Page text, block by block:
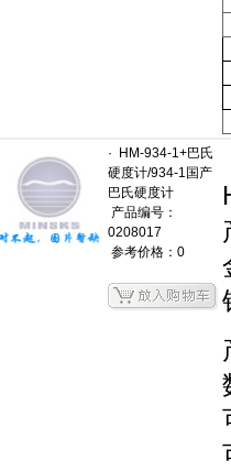
·
HM-934-1+巴氏
硬度计/934-1国产
巴氏硬度计
产品编号：
0208017
参考价格：0